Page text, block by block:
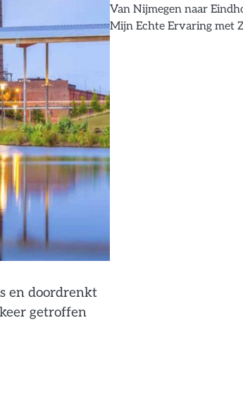
en doordrenkt
getroffen
Van Nijmegen naar
Mijn Echte Ervaring met